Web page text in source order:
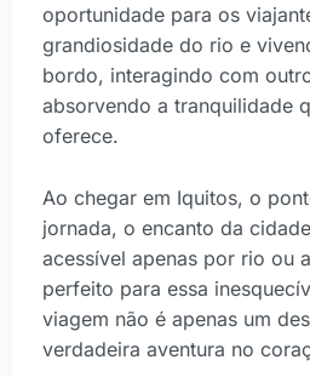
oportunidade para os
grandiosidade do rio e
bordo, interagindo com
absorvendo a tranquilidade
oferece.
Ao chegar em Iquitos, o
jornada, o encanto da
acessível apenas por rio ou
perfeito para essa
viagem não é apenas um
verdadeira aventura no